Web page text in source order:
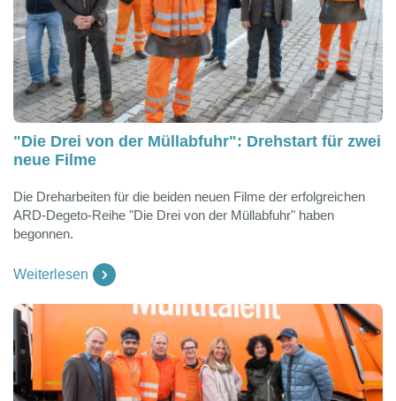
"Die Drei von der Müllabfuhr": Drehstart für zwei
neue Filme
Die Dreharbeiten für die beiden neuen Filme der erfolgreichen
ARD-Degeto-Reihe "Die Drei von der Müllabfuhr" haben
begonnen.
Weiterlesen